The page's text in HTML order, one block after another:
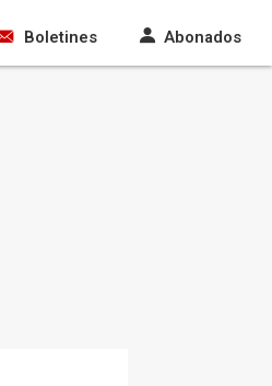
Boletines Abonados